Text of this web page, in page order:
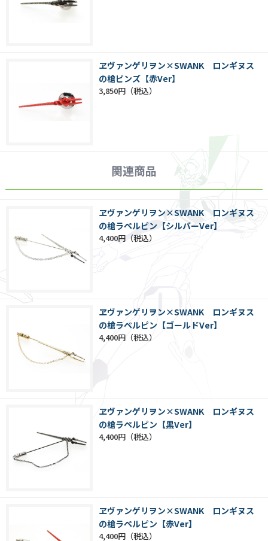
ヱヴァンゲリヲン×SWANK ロンギヌス
の槍ピンズ【赤Ver】
3,850円
関連商品
ヱヴァンゲリヲン×SWANK ロンギヌス
の槍ラペルピン【シルバーVer】
4,400円
ヱヴァンゲリヲン×SWANK ロンギヌス
の槍ラペルピン【ゴールドVer】
4,400円
ヱヴァンゲリヲン×SWANK ロンギヌス
の槍ラペルピン【黒Ver】
4,400円
ヱヴァンゲリヲン×SWANK ロンギヌス
の槍ラペルピン【赤Ver】
4,400円